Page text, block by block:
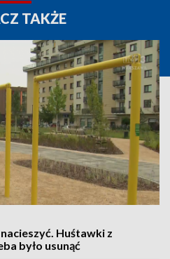
TAKŻE
Huśtawki z
było usunąć